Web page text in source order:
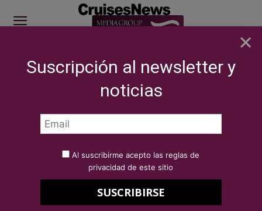
SITE SPONSOR: ICS 2026
Eventos
International Cruise Summit
2022 – Sponsors
×
Suscripción al newsletter y
noticias
Al suscribirme acepto las reglas de
privacidad de este sitio